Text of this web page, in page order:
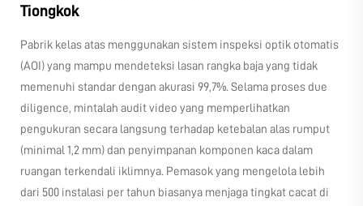
Tiongkok
Pabrik kelas atas menggunakan sistem inspeksi optik otomatis
(AOI) yang mampu mendeteksi lasan rangka baja yang tidak
memenuhi standar dengan akurasi 99,7%. Selama proses due
diligence, mintalah audit video yang memperlihatkan
pengukuran secara langsung terhadap ketebalan alas rumput
(minimal 1,2 mm) dan penyimpanan komponen kaca dalam
ruangan terkendali iklimnya. Pemasok yang mengelola lebih
dari 500 instalasi per tahun biasanya menjaga tingkat cacat di